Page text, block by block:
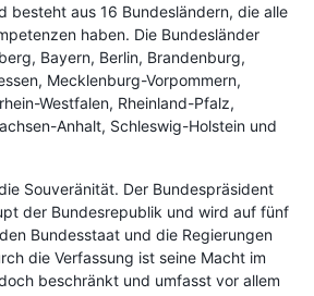
besteht aus 16 Bundesländern, die alle
haben. Die Bundesländer
Bayern, Berlin, Brandenburg,
Mecklenburg-Vorpommern,
Westfalen, Rheinland-Pfalz,
Anhalt, Schleswig-Holstein und
Souveränität. Der Bundespräsident
der Bundesrepublik und wird auf fünf
Bundesstaat und die Regierungen
die Verfassung ist seine Macht im
beschränkt und umfasst vor allem